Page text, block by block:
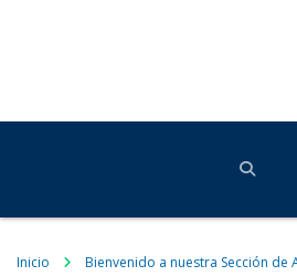
Inicio Bienvenido a nuestra Sección de